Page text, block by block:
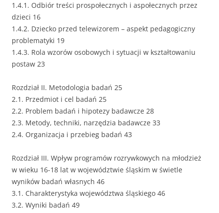
1.4.1. Odbiór treści prospołecznych i aspołecznych przez
dzieci 16
1.4.2. Dziecko przed telewizorem – aspekt pedagogiczny
problematyki 19
1.4.3. Rola wzorów osobowych i sytuacji w kształtowaniu
postaw 23
Rozdział II. Metodologia badań 25
2.1. Przedmiot i cel badań 25
2.2. Problem badań i hipotezy badawcze 28
2.3. Metody, techniki, narzędzia badawcze 33
2.4. Organizacja i przebieg badań 43
Rozdział III. Wpływ programów rozrywkowych na młodzież
w wieku 16-18 lat w województwie śląskim w świetle
wyników badań własnych 46
3.1. Charakterystyka województwa śląskiego 46
3.2. Wyniki badań 49